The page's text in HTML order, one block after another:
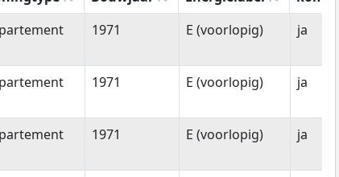
Bouwjaar Energielabel
kom
1971 E (voorlopig) ja
1971 E (voorlopig) ja
1971 E (voorlopig) ja